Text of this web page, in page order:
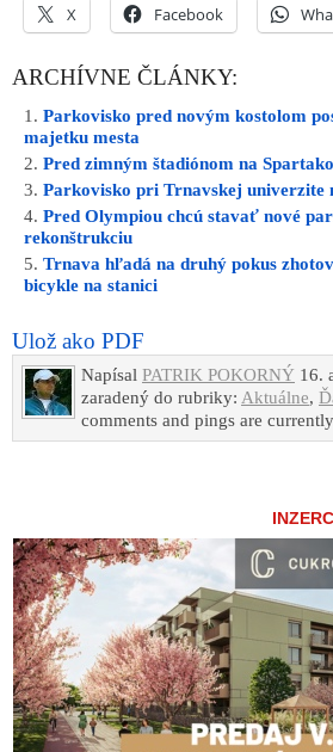
X Facebook
ARCHÍVNE ČLÁNKY:
Parkovisko pred novým kostolom
majetku mesta
Pred zimným štadiónom na
Parkovisko pri Trnavskej univerzite
Pred Olympiou chcú stavať nové
rekonštrukciu
Trnava hľadá na druhý pokus
bicykle na stanici
Ulož ako PDF
Napísal PATRIK POKORNÝ 16.
zaradený do rubriky: Aktuálne,
comments and pings are